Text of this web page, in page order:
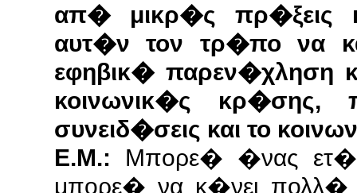
απ� μικρ�ς πρ�ξεις
αυτ�ν τον τρ�πο να
εφηβικ� παρεν�χληση
κοινωνικ�ς
συνειδ�σεις και το
Ε.Μ.: Μπορε� �νας
μπορε� να κ�νει